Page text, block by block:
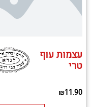
עצמות עוף
טרי
₪11.90